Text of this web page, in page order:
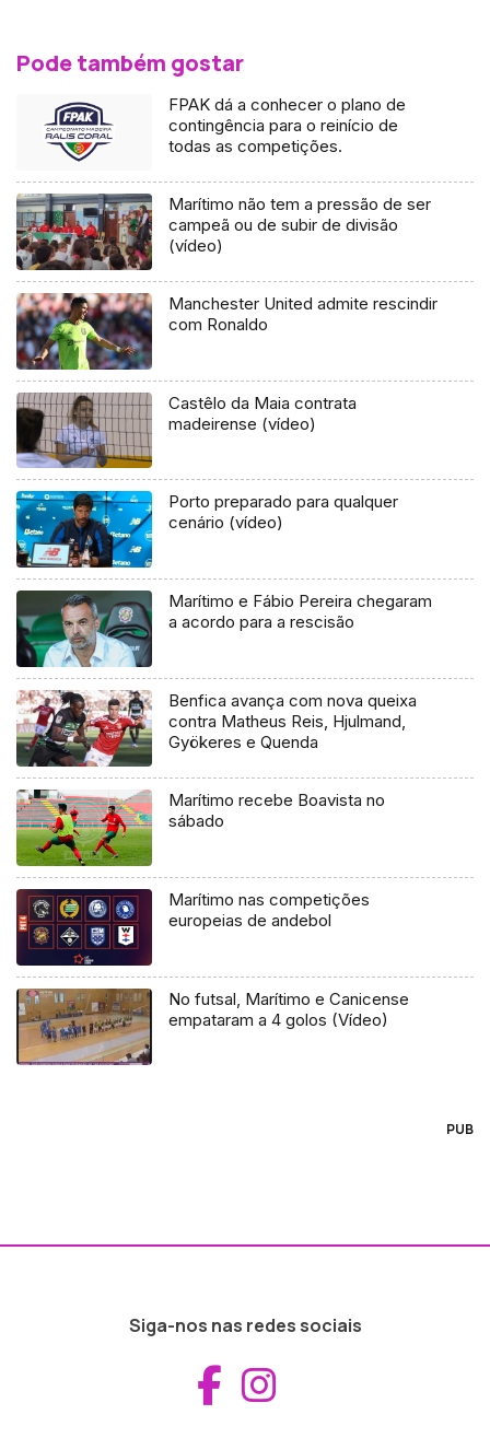
Pode também gostar
FPAK dá a conhecer o plano de
contingência para o reinício de
todas as competições.
Marítimo não tem a pressão de ser
campeã ou de subir de divisão
(vídeo)
Manchester United admite rescindir
com Ronaldo
Castêlo da Maia contrata
madeirense (vídeo)
Porto preparado para qualquer
cenário (vídeo)
Marítimo e Fábio Pereira chegaram
a acordo para a rescisão
Benfica avança com nova queixa
contra Matheus Reis, Hjulmand,
Gyökeres e Quenda
Marítimo recebe Boavista no
sábado
Marítimo nas competições
europeias de andebol
No futsal, Marítimo e Canicense
empataram a 4 golos (Vídeo)
PUB
Siga-nos nas redes sociais
Aceder ao